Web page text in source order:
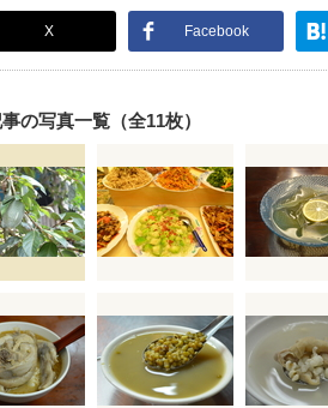
X Facebook
の写真一覧（全11枚）